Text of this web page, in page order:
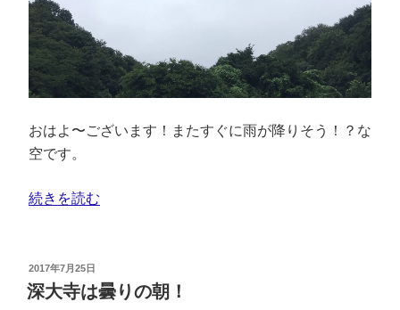
おはよ〜ございます！またすぐに雨が降りそう！？な
空です。
続きを読む
2017年7月25日
深大寺は曇りの朝！